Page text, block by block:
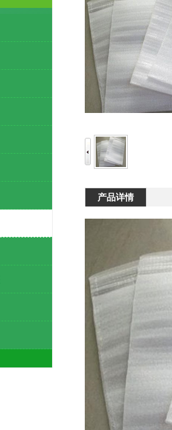
产品详情